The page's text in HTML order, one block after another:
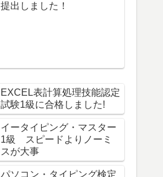
提出しました！
EXCEL表計算処理技能認定
試験1級に合格しました!
イータイピング・マスター
1級 スピードよりノーミ
スが大事
パソコン・タイピング検定